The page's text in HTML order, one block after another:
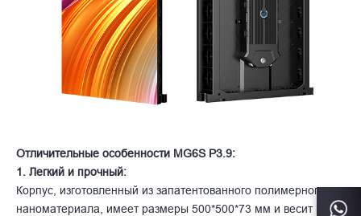
Отличительные особенности MG6S P3.9:
1. Легкий и прочный:
Корпус, изготовленный из запатентованного полимерного
наноматериала, имеет размеры 500*500*73 мм и весит всего